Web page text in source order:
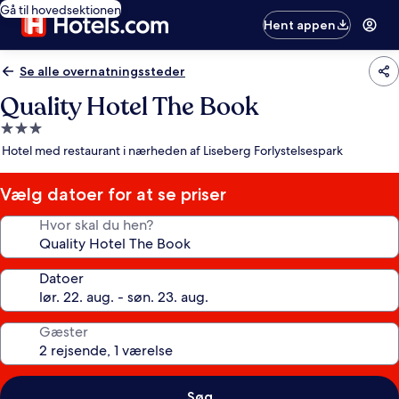
Gå til hovedsektionen
Hent appen
Se alle overnatningssteder
Quality Hotel The Book
3.0-
stjernet
Hotel med restaurant i nærheden af Liseberg Forlystelsespark
Vælg datoer for at se priser
Hvor skal du hen?
Datoer
Gæster